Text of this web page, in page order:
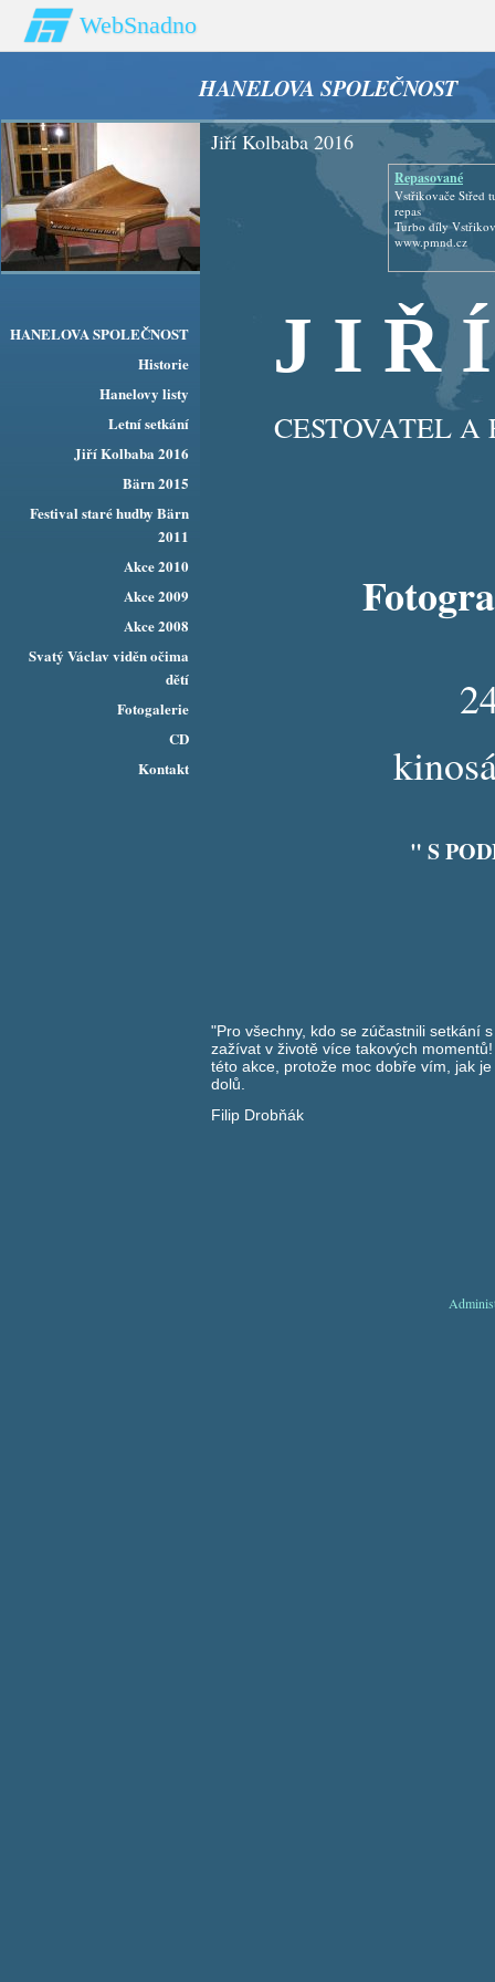
WebSnadno
HANELOVA SPOLEČNOST
HANELOVA SPOLEČNOST
Historie
Hanelovy listy
Letní setkání
Jiří Kolbaba 2016
Bärn 2015
Festival staré hudby Bärn
2011
Akce 2010
Akce 2009
Akce 2008
Svatý Václav viděn očima
dětí
Fotogalerie
CD
Kontakt
Jiří Kolbaba 2016
Repasované
Turbodmychadlo
Vstřikovače Střed
repas
Turbo díly
www.pmnd.cz
J I Ř
CESTOVATEL
" S
"Pro všechny, kdo se zúčastnili setkání
zažívat v životě více takových
této akce, protože moc dobře vím, jak
dolů.
Filip Drobňák